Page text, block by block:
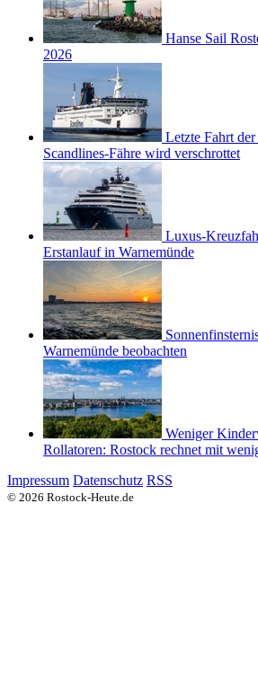
Hanse Sail
2026
Letzte Fahrt
Scandlines-Fähre wird verschrottet
Luxus-
Erstanlauf in Warnemünde
Warnemünde beobachten
Weniger
Rollatoren: Rostock rechnet mit
Impressum Datenschutz RSS
© 2026 Rostock-Heute.de